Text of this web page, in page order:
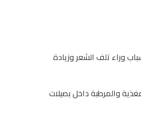
وراء تلف الشعر وزيادة
والمرطبة داخل بصيلات